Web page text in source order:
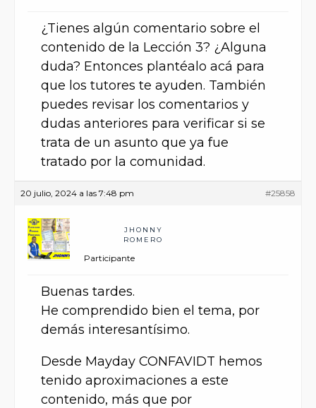
¿Tienes algún comentario sobre el
contenido de la Lección 3? ¿Alguna
duda? Entonces plantéalo acá para
que los tutores te ayuden. También
puedes revisar los comentarios y
dudas anteriores para verificar si se
trata de un asunto que ya fue
tratado por la comunidad.
20 julio, 2024 a las 7:48 pm #25858
JHONNY
ROMERO
Participante
Buenas tardes.
He comprendido bien el tema, por
demás interesantísimo.
Desde Mayday CONFAVIDT hemos
tenido aproximaciones a este
contenido, más que por